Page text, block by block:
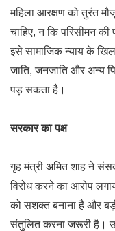
महिला आरक्षण को तुरंत
चाहिए, न कि परिसीमन
इसे सामाजिक न्याय के
जाति, जनजाति और अन्य
पड़ सकता है।
सरकार का पक्ष
गृह मंत्री अमित शाह ने
विरोध करने का आरोप
को सशक्त बनाना है और
संतुलित करना जरूरी है।